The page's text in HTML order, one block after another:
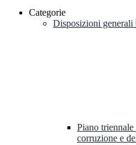
Categorie
Disposizioni generali
Piano
corruzione e